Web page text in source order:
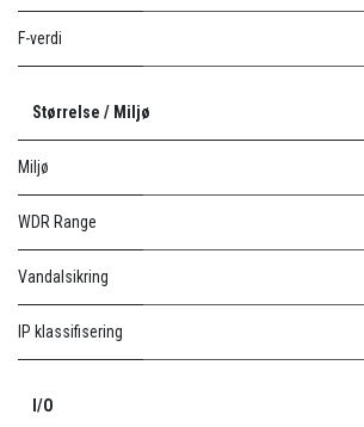
F-verdi
Størrelse / Miljø
Miljø
WDR Range
Vandalsikring
IP klassifisering
I/O